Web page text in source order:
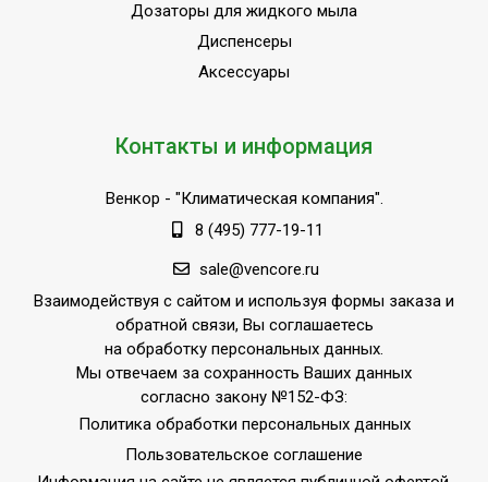
Дозаторы для жидкого мыла
Диспенсеры
Аксессуары
Контакты и информация
Венкор - "Климатическая компания".
8 (495) 777-19-11
sale@vencore.ru
Взаимодействуя с сайтом и используя формы заказа и
обратной связи, Вы соглашаетесь
на обработку персональных данных.
Мы отвечаем за сохранность Ваших данных
согласно закону №152-ФЗ:
Политика обработки персональных данных
Пользовательское соглашение